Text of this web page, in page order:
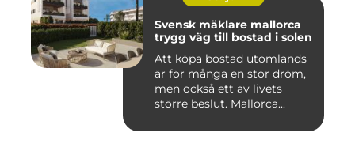
Svensk mäklare mallorca
trygg väg till bostad i solen
Att köpa bostad utomlands
är för många en stor dröm,
men också ett av livets
större beslut. Mallorca...